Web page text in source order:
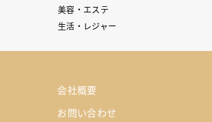
美容・エステ
生活・レジャー
会社概要
お問い合わせ